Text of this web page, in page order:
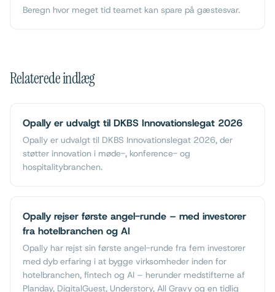
Beregn hvor meget tid teamet kan spare på gæstesvar.
Relaterede indlæg
Opally er udvalgt til DKBS Innovationslegat 2026
Opally er udvalgt til DKBS Innovationslegat 2026, der
støtter innovation i møde-, konference- og
hospitalitybranchen.
Opally rejser første angel-runde – med investorer
fra hotelbranchen og AI
Opally har rejst sin første angel-runde fra fem investorer
med dyb erfaring i at bygge virksomheder inden for
hotelbranchen, fintech og AI – herunder medstifterne af
Planday, DigitalGuest, Understory, All Gravy og en tidlig